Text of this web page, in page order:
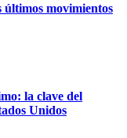
últimos movimientos
la clave del
Unidos